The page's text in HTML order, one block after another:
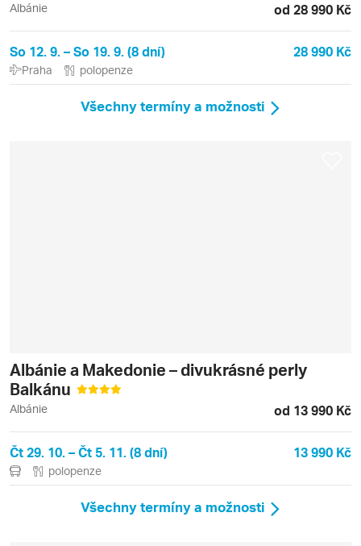
Albánie od 28 990 Kč
So 12. 9. – So 19. 9. (8 dní) 28 990 Kč
Praha polopenze
Všechny termíny a možnosti
Albánie a Makedonie – divukrásné perly
Balkánu
Albánie od 13 990 Kč
Čt 29. 10. – Čt 5. 11. (8 dní) 13 990 Kč
polopenze
Všechny termíny a možnosti